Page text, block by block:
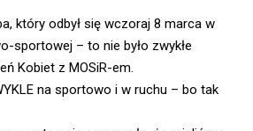
który odbył się wczoraj 8 marca w
sportowej – to nie było zwykłe
Kobiet z MOSiR-em.
na sportowo i w ruchu – bo tak